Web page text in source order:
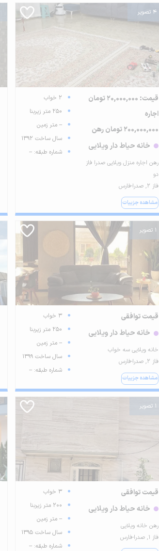
4 تصویر
قیمت: 20,000,000 تومان
اجاره
200,000,000 تومان رهن
خانه حیاط دار ویلایی
رهن اجاره منزل ویلایی صدرا فاز
دو
فاز ۲, صدرا-فارس
مشاهده جزییات
2 خواب
250 متر زیربنا
-- متر زمین
سال ساخت 1392
شماره طبقه: --
1 تصویر
قیمت توافقی
خانه حیاط دار ویلایی
خانه ویلایی سه خواب
فاز ۲, صدرا-فارس
مشاهده جزییات
3 خواب
250 متر زیربنا
-- متر زمین
سال ساخت 1399
شماره طبقه: --
1 تصویر
قیمت توافقی
خانه حیاط دار ویلایی
رهن خانه ویلایی
فاز ۱, صدرا-فارس
3 خواب
200 متر زیربنا
-- متر زمین
سال ساخت 1395
شماره طبقه: --